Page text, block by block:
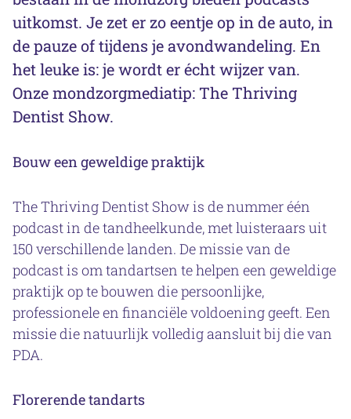
uitkomst. Je zet er zo eentje op in de auto, in
de pauze of tijdens je avondwandeling. En
het leuke is: je wordt er écht wijzer van.
Onze mondzorgmediatip: The Thriving
Dentist Show.
Bouw een geweldige praktijk
The Thriving Dentist Show is de nummer één
podcast in de tandheelkunde, met luisteraars uit
150 verschillende landen. De missie van de
podcast is om tandartsen te helpen een geweldige
praktijk op te bouwen die persoonlijke,
professionele en financiële voldoening geeft. Een
missie die natuurlijk volledig aansluit bij die van
PDA.
Florerende tandarts